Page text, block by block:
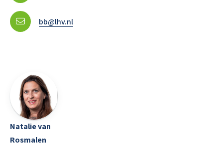
bb@lhv.nl
Natalie van
Rosmalen